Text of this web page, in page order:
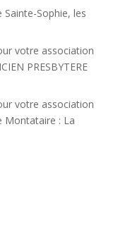
Sainte-Sophie, les
votre association
PRESBYTERE
votre association
Montataire : La